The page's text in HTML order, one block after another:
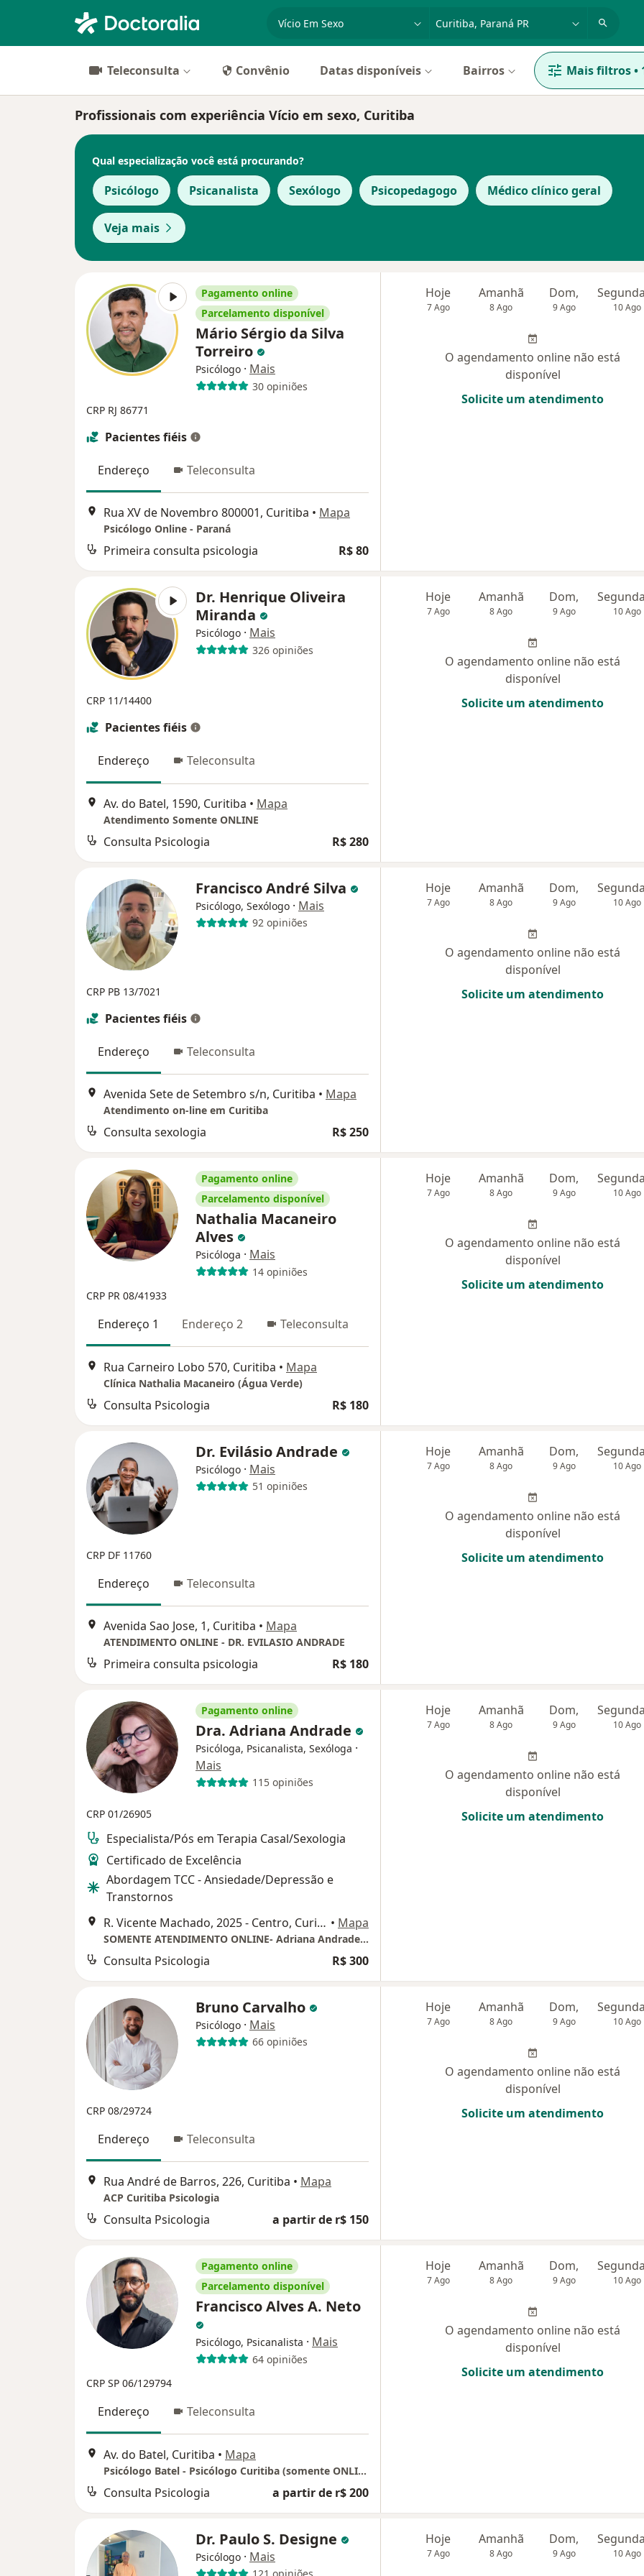
especialidade, doença ou nomecidade ou região
Teleconsulta Convênio Datas disponíveis Bairros Mais filtros•
Profissionais com experiência Vício em sexo, Curitiba
Qual especialização você está procurando?
Psicólogo Psicanalista Sexólogo Psicopedagogo Médico clínico geral
Veja mais
Pagamento online
Parcelamento disponível
Mário Sérgio da Silva
Torreiro
Psicólogo · Mais
30 opiniões
CRP RJ 86771
Pacientes fiéis
Endereço Teleconsulta
Rua XV de Novembro 800001, Curitiba • Mapa
Psicólogo Online - Paraná
Primeira consulta psicologia R$ 80
Hoje
7 Ago
Amanhã
8 Ago
Dom,
9 Ago 10 Ago
O agendamento online não está
disponível
Solicite um atendimento
Dr. Henrique Oliveira
Miranda
Psicólogo · Mais
326 opiniões
CRP 11/14400
Pacientes fiéis
Endereço Teleconsulta
Av. do Batel, 1590, Curitiba • Mapa
Atendimento Somente ONLINE
Consulta Psicologia R$ 280
Hoje
7 Ago
Amanhã
8 Ago
Dom,
9 Ago 10 Ago
O agendamento online não está
disponível
Solicite um atendimento
Francisco André Silva
Psicólogo, Sexólogo · Mais
92 opiniões
CRP PB 13/7021
Pacientes fiéis
Endereço Teleconsulta
Avenida Sete de Setembro s/n, Curitiba • Mapa
Atendimento on-line em Curitiba
Consulta sexologia R$ 250
Hoje
7 Ago
Amanhã
8 Ago
Dom,
9 Ago 10 Ago
O agendamento online não está
disponível
Solicite um atendimento
Pagamento online
Parcelamento disponível
Nathalia Macaneiro
Alves
Psicóloga · Mais
14 opiniões
CRP PR 08/41933
Endereço 1 Endereço 2 Teleconsulta
Rua Carneiro Lobo 570, Curitiba • Mapa
Clínica Nathalia Macaneiro (Água Verde)
Consulta Psicologia R$ 180
Hoje
7 Ago
Amanhã
8 Ago
Dom,
9 Ago 10 Ago
O agendamento online não está
disponível
Solicite um atendimento
Dr. Evilásio Andrade
Psicólogo · Mais
51 opiniões
CRP DF 11760
Endereço Teleconsulta
Avenida Sao Jose, 1, Curitiba • Mapa
ATENDIMENTO ONLINE - DR. EVILASIO ANDRADE
Primeira consulta psicologia R$ 180
Hoje
7 Ago
Amanhã
8 Ago
Dom,
9 Ago 10 Ago
O agendamento online não está
disponível
Solicite um atendimento
Pagamento online
Dra. Adriana Andrade
Psicóloga, Psicanalista, Sexóloga ·
Mais
115 opiniões
CRP 01/26905
Especialista/Pós em Terapia Casal/Sexologia
Certificado de Excelência
Abordagem TCC - Ansiedade/Depressão e
Transtornos
R. Vicente Machado, 2025 - Centro, Curitiba - PR, 80420-011, Curitiba • Mapa
SOMENTE ATENDIMENTO ONLINE- Adriana Andrade Psicologia- (Emissão de nota fiscal para reembolso)
Consulta Psicologia R$ 300
Hoje
7 Ago
Amanhã
8 Ago
Dom,
9 Ago 10 Ago
O agendamento online não está
disponível
Solicite um atendimento
Bruno Carvalho
Psicólogo · Mais
66 opiniões
CRP 08/29724
Endereço Teleconsulta
Rua André de Barros, 226, Curitiba • Mapa
ACP Curitiba Psicologia
Consulta Psicologia a partir de r$ 150
Hoje
7 Ago
Amanhã
8 Ago
Dom,
9 Ago 10 Ago
O agendamento online não está
disponível
Solicite um atendimento
Pagamento online
Parcelamento disponível
Francisco Alves A. Neto
Psicólogo, Psicanalista · Mais
64 opiniões
CRP SP 06/129794
Endereço Teleconsulta
Av. do Batel, Curitiba • Mapa
Psicólogo Batel - Psicólogo Curitiba (somente ONLINE)
Consulta Psicologia a partir de r$ 200
Hoje
7 Ago
Amanhã
8 Ago
Dom,
9 Ago 10 Ago
O agendamento online não está
disponível
Solicite um atendimento
Dr. Paulo S. Designe
Psicólogo · Mais
Hoje
7 Ago
Amanhã
8 Ago
Dom,
9 Ago 10 Ago